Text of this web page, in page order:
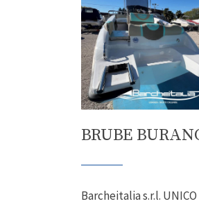
BRUBE
Barcheitalia s.r.l.